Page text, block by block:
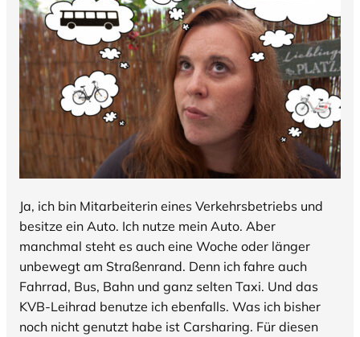
Ja, ich bin Mitarbeiterin eines Verkehrsbetriebs und
besitze ein Auto. Ich nutze mein Auto. Aber
manchmal steht es auch eine Woche oder länger
unbewegt am Straßenrand. Denn ich fahre auch
Fahrrad, Bus, Bahn und ganz selten Taxi. Und das
KVB-Leihrad benutze ich ebenfalls. Was ich bisher
noch nicht genutzt habe ist Carsharing. Für diesen